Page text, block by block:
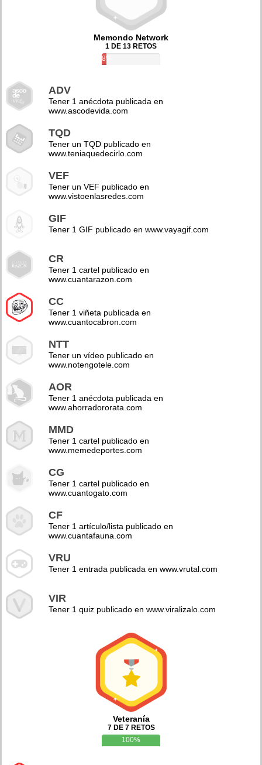
Memondo Network
1 DE 13 RETOS
8%
ADV
Tener 1 anécdota publicada en
www.ascodevida.com
TQD
Tener un TQD publicado en
www.teniaquedecirlo.com
VEF
Tener un VEF publicado en
www.vistoenlasredes.com
GIF
Tener 1 GIF publicado en www.vayagif.com
CR
Tener 1 cartel publicado en
www.cuantarazon.com
CC
Tener 1 viñeta publicada en
www.cuantocabron.com
NTT
Tener un vídeo publicado en
www.notengotele.com
AOR
Tener 1 anécdota publicada en
www.ahorradororata.com
MMD
Tener 1 cartel publicado en
www.memedeportes.com
CG
Tener 1 cartel publicado en
www.cuantogato.com
CF
Tener 1 artículo/lista publicado en
www.cuantafauna.com
VRU
Tener 1 entrada publicada en www.vrutal.com
VIR
Tener 1 quiz publicado en www.viralizalo.com
Veteranía
7 DE 7 RETOS
100%